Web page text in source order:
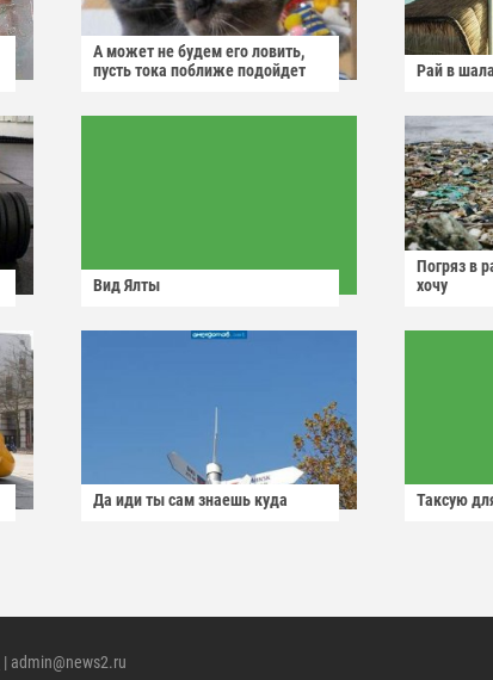
А может не будем его ловить,
пусть тока поближе подойдет
Рай в
Вид Ялты
Погряз в
хочу
Да иди ты сам знаешь куда Таксую
| admin@news2.ru